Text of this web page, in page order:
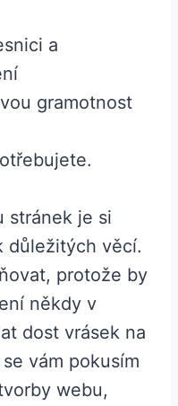
a
gramotnost
stránek je si
důležitých věcí.
protože by
někdy v
dost vrásek na
vám pokusím
webu,